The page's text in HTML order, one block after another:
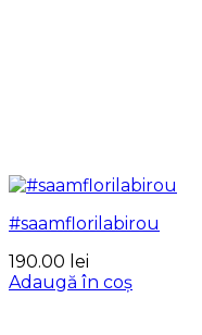
#saamflorilabirou
190.00 lei
Adaugă în coș